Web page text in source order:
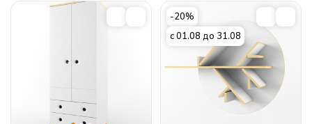
-20%
с 01.08 до 31.08